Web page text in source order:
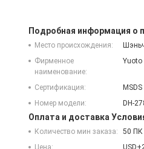
Подробная информация о
Место происхождения:
Фирменное
наименование:
Yuoto
Сертификация:
MSDS
Номер модели:
DH-
Оплата и доставка
Количество мин заказа:
50 ПК